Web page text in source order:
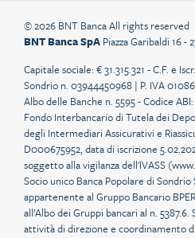
© 2026 BNT Banca All rights reserved
BNT Banca SpA Piazza Garibaldi 16 -
Capitale sociale: € 31.315.321 - C.F. e
Sondrio n. 03944450968 | P. IVA
Albo delle Banche n. 5595 - Codice
Fondo Interbancario di Tutela dei
degli Intermediari Assicurativi e
D000675952, data di iscrizione
soggetto alla vigilanza dell'IVASS (
Socio unico Banca Popolare di Sondrio
appartenente al Gruppo Bancario
all’Albo dei Gruppi bancari al n.
attività di direzione e coordinamento di